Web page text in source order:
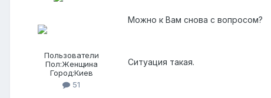
Пользователи
51
Пол:Женщина
Город:Киев
Можно к Вам снова с вопросом?
Ситуация такая.